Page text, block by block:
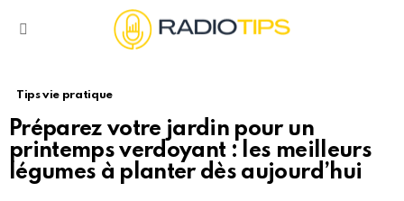
Tips vie pratique
Préparez votre jardin pour un
printemps verdoyant : les meilleurs
légumes à planter dès aujourd’hui